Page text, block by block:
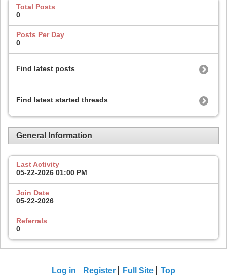
Total Posts
0
Posts Per Day
0
Find latest posts
Find latest started threads
General Information
Last Activity
05-22-2026 01:00 PM
Join Date
05-22-2026
Referrals
0
Log in Register Full Site Top